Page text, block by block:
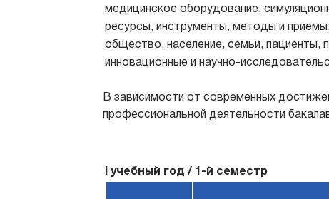
медицинское оборудование,
ресурсы, инструменты, методы и
общество, население, семьи,
инновационные и научно-
В зависимости от современных
профессиональной деятельности
I учебный год / 1-й семестр